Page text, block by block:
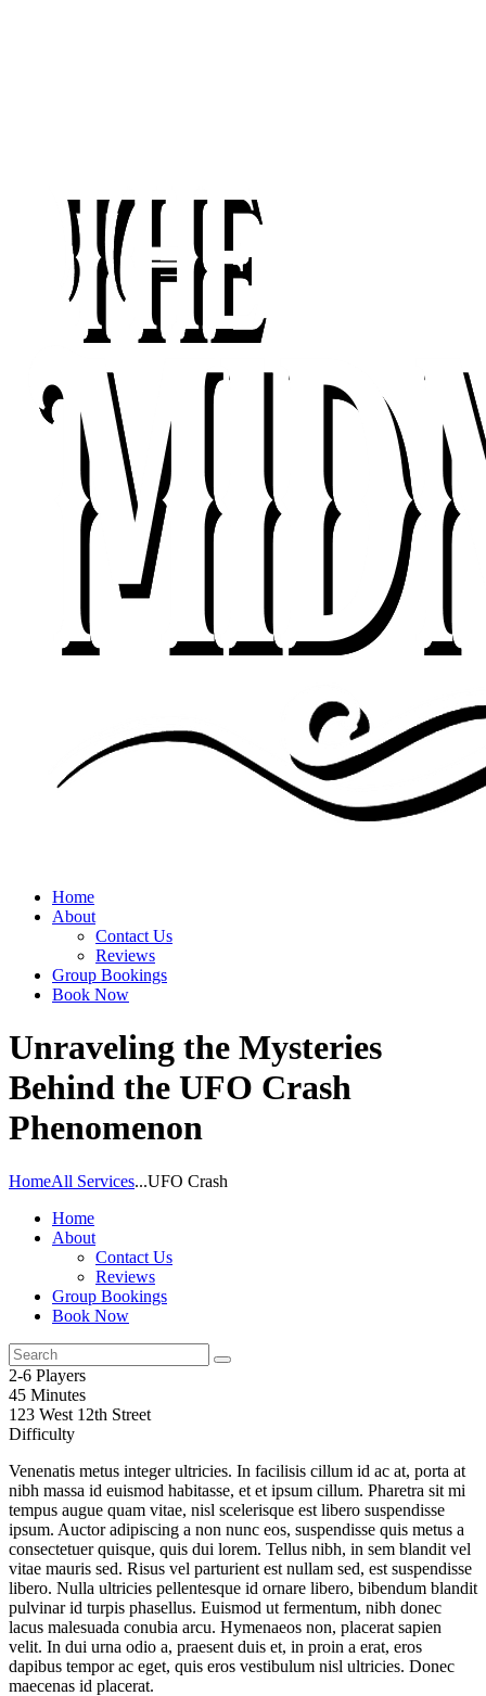
Home
About
Contact Us
Reviews
Group Bookings
Book Now
Unraveling the Mysteries
Behind the UFO Crash
Phenomenon
HomeAll Services...UFO Crash
Home
About
Contact Us
Reviews
Group Bookings
Book Now
2-6 Players
45 Minutes
123 West 12th Street
Difficulty
Venenatis metus integer ultricies. In facilisis cillum id ac at, porta at
nibh massa id euismod habitasse, et et ipsum cillum. Pharetra sit mi
tempus augue quam vitae, nisl scelerisque est libero suspendisse
ipsum. Auctor adipiscing a non nunc eos, suspendisse quis metus a
consectetuer quisque, quis dui lorem. Tellus nibh, in sem blandit vel
vitae mauris sed. Risus vel parturient est nullam sed, est suspendisse
libero. Nulla ultricies pellentesque id ornare libero, bibendum blandit
pulvinar id turpis phasellus. Euismod ut fermentum, nibh donec
lacus malesuada conubia arcu. Hymenaeos non, placerat sapien
velit. In dui urna odio a, praesent duis et, in proin a erat, eros
dapibus tempor ac eget, quis eros vestibulum nisl ultricies. Donec
maecenas id placerat.